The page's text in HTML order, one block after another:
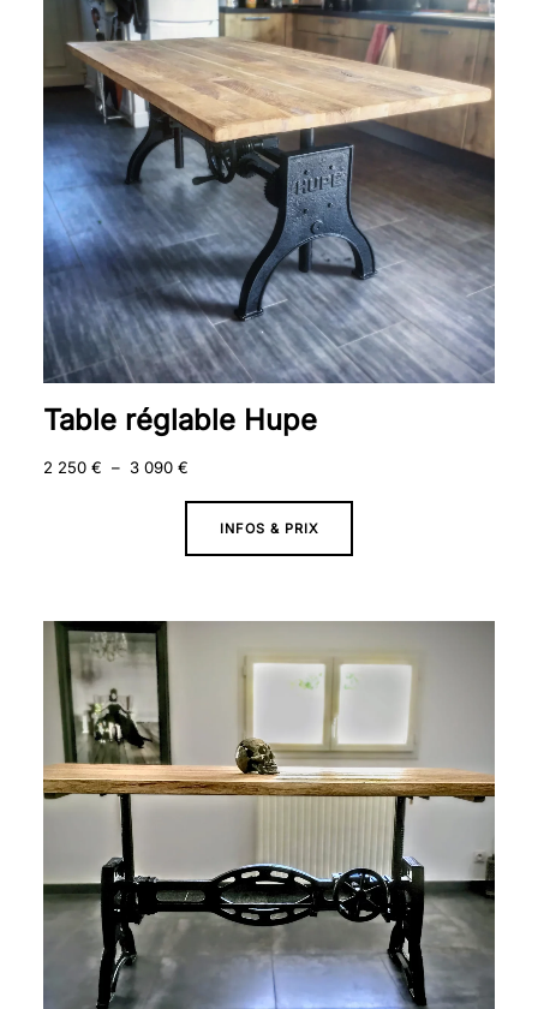
Table réglable Hupe
2 250 € – 3 090 €
250 €
à
3
090 €
INFOS & PRIX
090 €